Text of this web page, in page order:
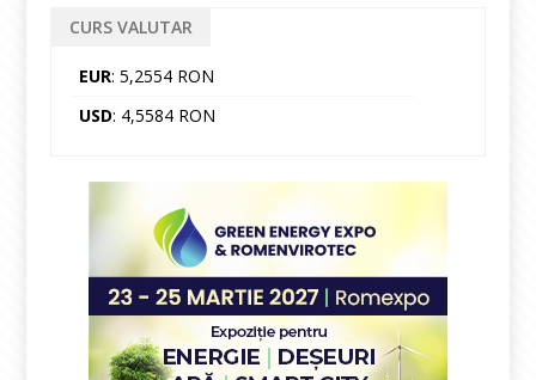
CURS VALUTAR
EUR: 5,2554 RON
USD: 4,5584 RON